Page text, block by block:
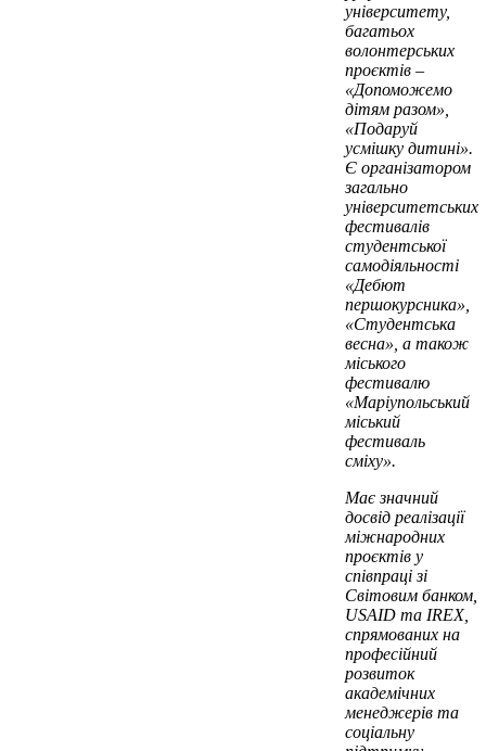
університету,
багатьох
волонтерських
проєктів –
«Допоможемо
дітям разом»,
«Подаруй
усмішку дитині».
Є організатором
загально
університетських
фестивалів
студентської
самодіяльності
«Дебют
першокурсника»,
«Студентська
весна», а також
міського
фестивалю
«Маріупольський
міський
фестиваль
сміху».
Має значний
досвід реалізації
міжнародних
проєктів у
співпраці зі
Світовим банком,
USAID та IREX,
спрямованих на
професійний
розвиток
академічних
менеджерів та
соціальну